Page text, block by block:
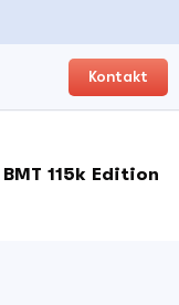
Kontakt
115k Edition